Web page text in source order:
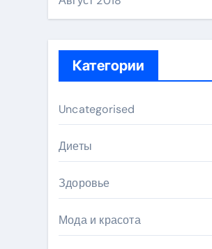
Категории
Uncategorised
Диеты
Здоровье
Мода и красота